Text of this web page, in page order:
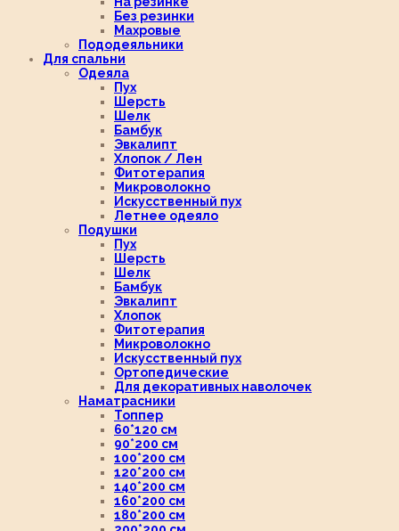
Без резинки
Махровые
Пододеяльники
Для спальни
Одеяла
Пух
Шерсть
Шелк
Бамбук
Эвкалипт
Хлопок / Лен
Фитотерапия
Микроволокно
Искусственный пух
Летнее одеяло
Подушки
Пух
Шерсть
Шелк
Бамбук
Эвкалипт
Хлопок
Фитотерапия
Микроволокно
Искусственный пух
Ортопедические
Для декоративных наволочек
Наматрасники
Топпер
60*120 см
90*200 см
100*200 см
120*200 см
140*200 см
160*200 см
180*200 см